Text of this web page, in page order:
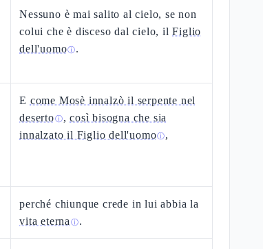
Nessuno è mai salito al cielo, se non
colui che è disceso dal cielo, ilFiglio
dell'uomoⓘ.
E come Mosè innalzò il serpente nel
desertoⓘ,così bisogna che sia
innalzato il Figlio dell'uomoⓘ,
perché chiunque crede in lui abbia la
vita eterna ⓘ.